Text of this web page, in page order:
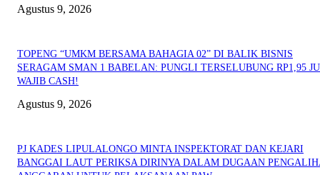
Agustus 9, 2026
TOPENG “UMKM BERSAMA BAHAGIA 02” DI BALIK BISNIS
SERAGAM SMAN 1 BABELAN: PUNGLI TERSELUBUNG RP1,95
WAJIB CASH!
Agustus 9, 2026
PJ KADES LIPULALONGO MINTA INSPEKTORAT DAN KEJARI
BANGGAI LAUT PERIKSA DIRINYA DALAM DUGAAN